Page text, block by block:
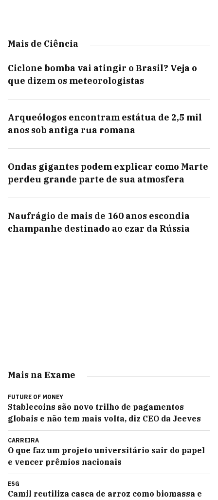
Mais de Ciência
Ciclone bomba vai atingir o Brasil? Veja o
que dizem os meteorologistas
Arqueólogos encontram estátua de 2,5 mil
anos sob antiga rua romana
Ondas gigantes podem explicar como Marte
perdeu grande parte de sua atmosfera
Naufrágio de mais de 160 anos escondia
champanhe destinado ao czar da Rússia
Mais na Exame
FUTURE OF MONEY
Stablecoins são novo trilho de pagamentos
globais e não tem mais volta, diz CEO da Jeeves
CARREIRA
O que faz um projeto universitário sair do papel
e vencer prêmios nacionais
ESG
Camil reutiliza casca de arroz como biomassa e